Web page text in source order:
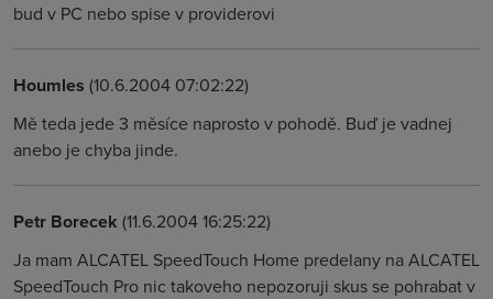
bud v PC nebo spise v providerovi
Houmles (10.6.2004 07:02:22)
Mě teda jede 3 měsíce naprosto v pohodě. Buď je vadnej
anebo je chyba jinde.
Petr Borecek (11.6.2004 16:25:22)
Ja mam ALCATEL SpeedTouch Home predelany na ALCATEL
SpeedTouch Pro nic takoveho nepozoruji skus se pohrabat v